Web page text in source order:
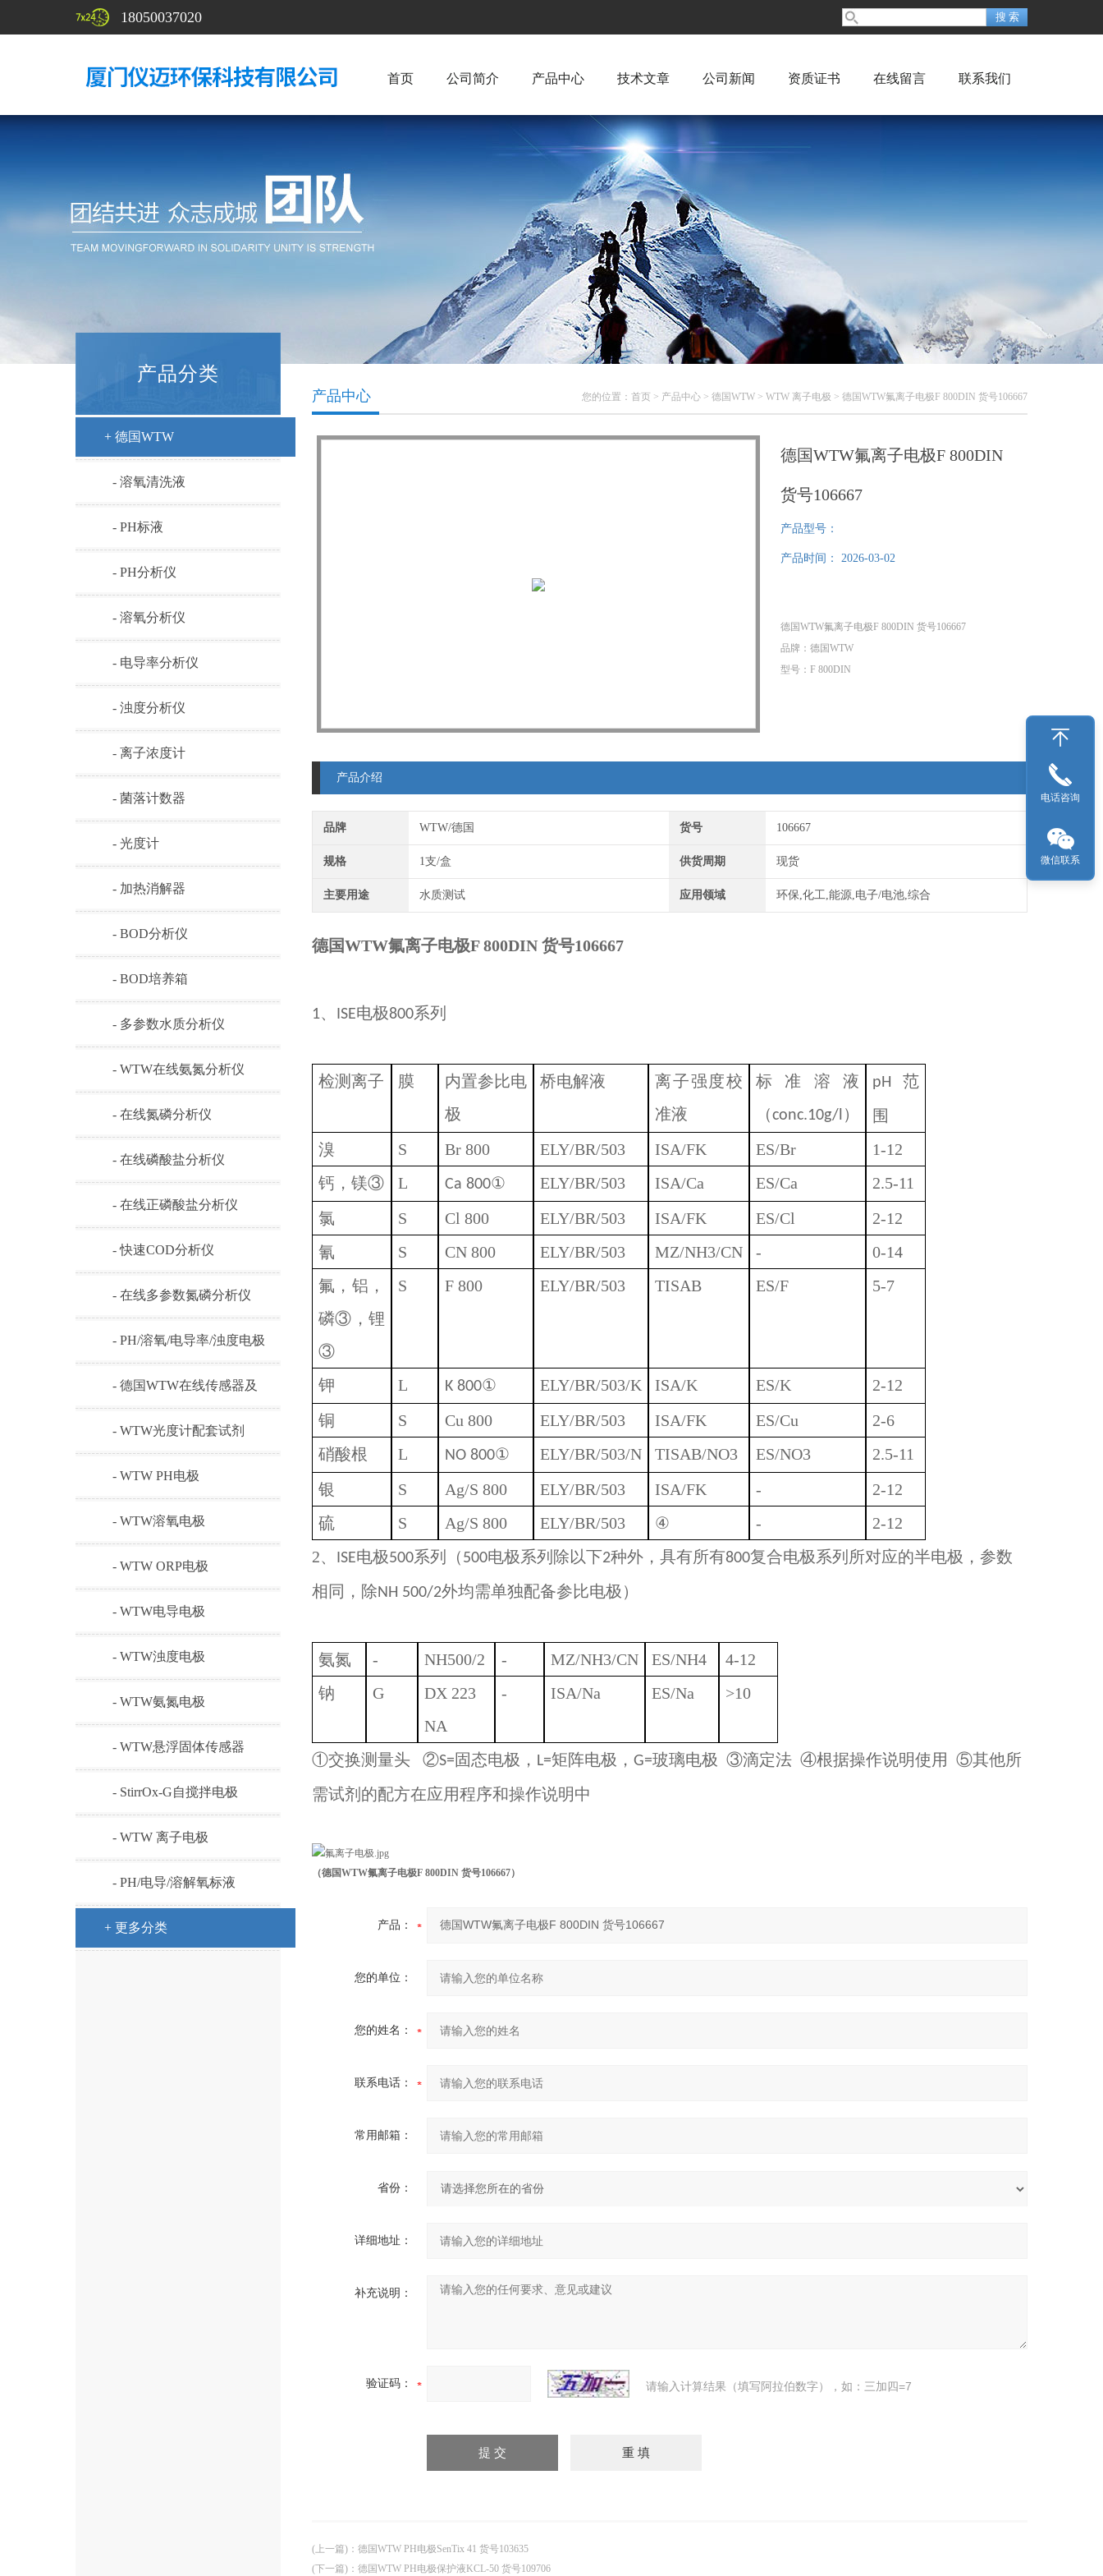
18050037020
首页 公司简介 产品中心 技术文章 公司新闻 资质证书 在线留言 联系我们
产品分类
+ 德国WTW
- 溶氧清洗液
- PH标液
- PH分析仪
- 溶氧分析仪
- 电导率分析仪
- 浊度分析仪
- 离子浓度计
- 菌落计数器
- 光度计
- 加热消解器
- BOD分析仪
- BOD培养箱
- 多参数水质分析仪
- WTW在线氨氮分析仪
- 在线氮磷分析仪
- 在线磷酸盐分析仪
- 在线正磷酸盐分析仪
- 快速COD分析仪
- 在线多参数氮磷分析仪
- PH/溶氧/电导率/浊度电极
- 德国WTW在线传感器及
耗材
- WTW光度计配套试剂
- WTW PH电极
- WTW溶氧电极
- WTW ORP电极
- WTW电导电极
- WTW浊度电极
- WTW氨氮电极
- WTW悬浮固体传感器
- StirrOx-G自搅拌电极
- WTW 离子电极
- PH/电导/溶解氧标液
+ 更多分类
您的位置： 首页 > 产品中心 > 德国WTW > WTW 离子电极 > 德国WTW氟离子电极F 800DIN 货号106667
产品中心
德国WTW氟离子电极F 800DIN
货号106667
产品型号：
产品时间： 2026-03-02
德国WTW氟离子电极F 800DIN 货号106667
品牌：德国WTW
型号：F 800DIN
产品介绍
品牌 WTW/德国 货号 106667
规格 1支/盒 供货周期 现货
主要用途 水质测试 应用领域 环保,化工,能源,电子/电池,综合
德国WTW氟离子电极F 800DIN 货号106667
1、 ISE电极800系列
检测离子 膜
内置参比电
极
桥电解液
离子强度校
准液
标准溶液
（conc.10g/l ）
pH 范
围
溴
S Br 800 ELY/BR/503 ISA/FK ES/Br
1-12
钙，镁③
L Ca 800① ELY/BR/503 ISA/Ca ES/Ca
2.5-11
氯
S Cl 800 ELY/BR/503 ISA/FK ES/Cl
2-12
氰
S CN 800 ELY/BR/503 MZ/NH3/CN -
0-14
氟，铝，
磷③，锂
③
S F 800 ELY/BR/503 TISAB ES/F 5-7
钾 L K 800① ELY/BR/503/K ISA/K ES/K
2-12
铜
S Cu 800 ELY/BR/503 ISA/FK ES/Cu
2-6
硝酸根
L NO 800① ELY/BR/503/N TISAB/NO3 ES/NO3
2.5-11
银
S Ag/S 800 ELY/BR/503 ISA/FK -
2-12
硫
S Ag/S 800 ELY/BR/503 ④ -
2-12
2、 ISE电极500系列（ 500电极系列除以下2种外，具有所有800复合电极系列所对应的半电极，参数
相同，除NH 500/2外均需单独配备参比电极）
氨氮 - NH500/2 - MZ/NH3/CN ES/NH4
4-12
钠
G
DX 223
NA
- ISA/Na ES/Na >10
①交换测量头 ②S= 固态电极， L=矩阵电极， G=玻璃电极 ③滴定法 ④根据操作说明使用 ⑤其他所
需试剂的配方在应用程序和操作说明中
（德国WTW氟离子电极F 800DIN 货号106667）
产品：
您的单位：
您的姓名：
联系电话：
常用邮箱：
省份：
详细地址：
补充说明：
验证码： 请输入计算结果（填写阿拉伯数字），如：三加四=7
(上一篇) ： 德国WTW PH电极SenTix 41 货号103635
(下一篇) ： 德国WTW PH电极保护液KCL-50 货号109706
电话咨询
微信联系